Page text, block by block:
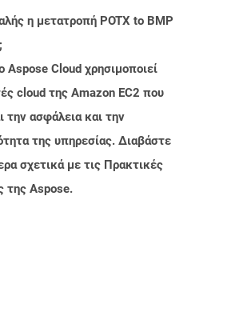
η μετατροπή POTX to BMP
Aspose Cloud χρησιμοποιεί
cloud της Amazon EC2 που
την ασφάλεια και την
της υπηρεσίας. Διαβάστε
σχετικά με τις Πρακτικές
της Aspose.